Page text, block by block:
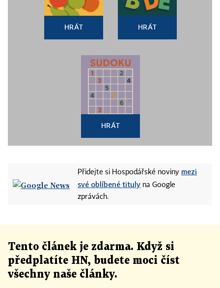
HRÁT HRÁT
HRÁT
Přidejte si Hospodářské noviny mezi
své oblíbené tituly na Google
zprávách.
Tento článek je zdarma. Když si
předplatíte HN, budete moci číst
všechny naše články.